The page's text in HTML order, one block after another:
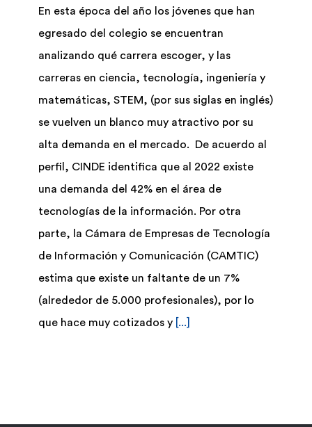
Biblioteca
En esta época del año los jóvenes que han
egresado del colegio se encuentran
analizando qué carrera escoger, y las
carreras en ciencia, tecnología, ingeniería y
matemáticas, STEM, (por sus siglas en inglés)
se vuelven un blanco muy atractivo por su
alta demanda en el mercado. De acuerdo al
perfil, CINDE identifica que al 2022 existe
una demanda del 42% en el área de
tecnologías de la información. Por otra
parte, la Cámara de Empresas de Tecnología
de Información y Comunicación (CAMTIC)
estima que existe un faltante de un 7%
(alrededor de 5.000 profesionales), por lo
que hace muy cotizados y [...]